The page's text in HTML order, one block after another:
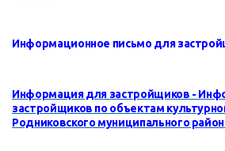
Информационное письмо для
Информация для застройщиков -
застройщиков по объектам
Родниковского муниципального